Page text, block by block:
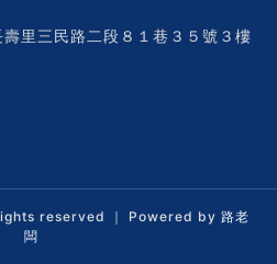
片盒筆
實戰
件寫作
里三民路二段８１巷３５號３樓
reserved ｜ Powered by 路老
闆